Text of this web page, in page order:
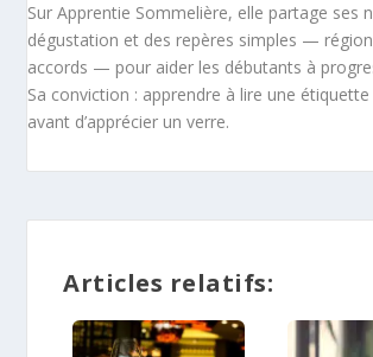
Sur Apprentie Sommelière, elle partage ses
dégustation et des repères simples —
accords — pour aider les débutants à
Sa conviction : apprendre à lire une
avant d’apprécier un verre.
Articles relatifs: